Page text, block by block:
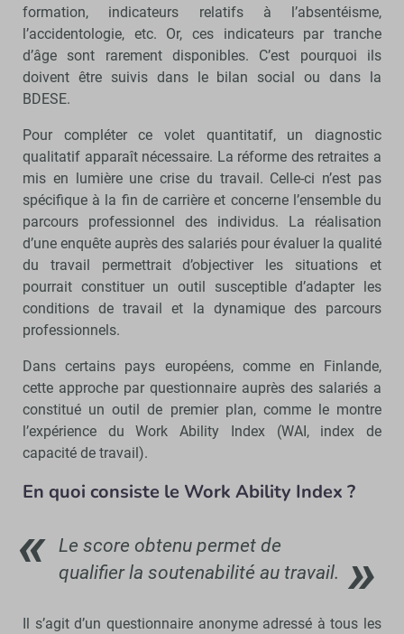
formation, indicateurs relatifs à l’absentéisme,
l’accidentologie, etc. Or, ces indicateurs par tranche
d’âge sont rarement disponibles. C’est pourquoi ils
doivent être suivis dans le bilan social ou dans la
BDESE.
Pour compléter ce volet quantitatif, un diagnostic
qualitatif apparaît nécessaire. La réforme des retraites a
mis en lumière une crise du travail. Celle-ci n’est pas
spécifique à la fin de carrière et concerne l’ensemble du
parcours professionnel des individus. La réalisation
d’une enquête auprès des salariés pour évaluer la qualité
du travail permettrait d’objectiver les situations et
pourrait constituer un outil susceptible d’adapter les
conditions de travail et la dynamique des parcours
professionnels.
Dans certains pays européens, comme en Finlande,
cette approche par questionnaire auprès des salariés a
constitué un outil de premier plan, comme le montre
l’expérience du Work Ability Index (WAI, index de
capacité de travail).
En quoi consiste le Work Ability Index ?
Le score obtenu permet de
qualifier la soutenabilité au travail.
Il s’agit d’un questionnaire anonyme adressé à tous les